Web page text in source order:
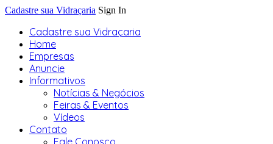
Cadastre sua Vidraçaria Sign In
Cadastre sua Vidraçaria
Home
Empresas
Anuncie
Informativos
Notícias & Negócios
Feiras & Eventos
Vídeos
Contato
Fale Conosco